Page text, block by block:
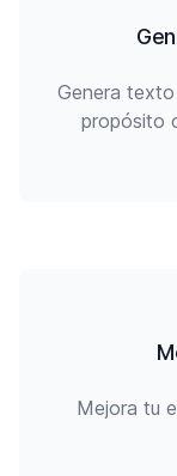
Genera
propósito
Mejora tu